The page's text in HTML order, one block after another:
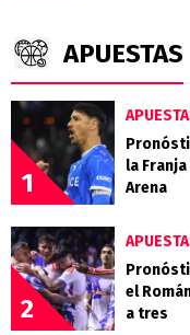
APUESTAS
1
la
Arena
2
el
a tres